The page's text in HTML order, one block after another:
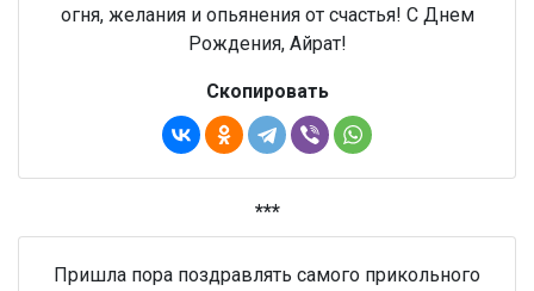
огня, желания и опьянения от счастья! С Днем
Рождения, Айрат!
Скопировать
***
Пришла пора поздравлять самого прикольного